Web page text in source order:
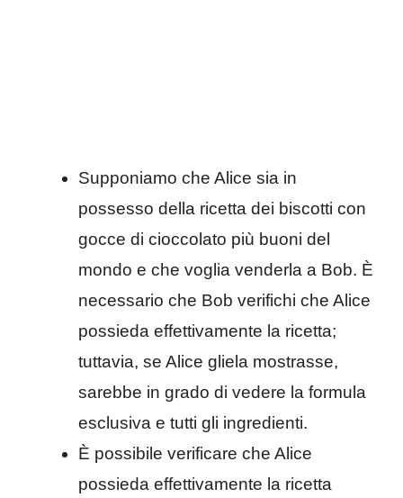
Supponiamo che Alice sia in
possesso della ricetta dei biscotti con
gocce di cioccolato più buoni del
mondo e che voglia venderla a Bob. È
necessario che Bob verifichi che Alice
possieda effettivamente la ricetta;
tuttavia, se Alice gliela mostrasse,
sarebbe in grado di vedere la formula
esclusiva e tutti gli ingredienti.
È possibile verificare che Alice
possieda effettivamente la ricetta